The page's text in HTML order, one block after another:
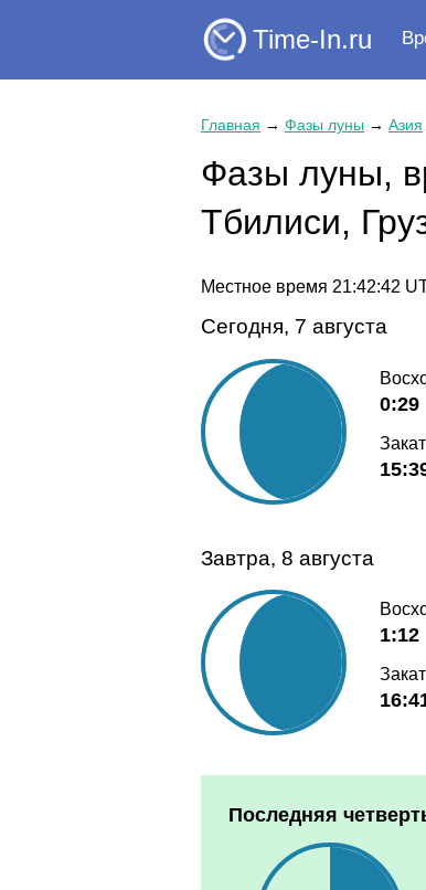
Time-In.ru
Главная → Фазы луны → Азия
Фазы луны,
Тбилиси,
Местное время 21:42:42
Сегодня, 7 августа
0:29
Закат
Завтра, 8 августа
1:12
Закат
Последняя